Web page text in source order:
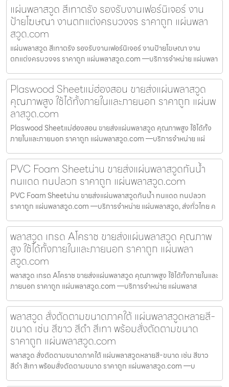
แผ่นพลาสวูด สีเทาตรัง รองรับงานเฟอร์นิเจอร์ งาน
ป้ายโฆษณา งานตกแต่งครบวงจร ราคาถูก แผ่นพลา
สวูด.com
แผ่นพลาสวูด สีเทาตรัง รองรับงานเฟอร์นิเจอร์ งานป้ายโฆษณา งาน
ตกแต่งครบวงจร ราคาถูก แผ่นพลาสวูด.com —บริการจำหน่าย แผ่นพลา
Plaswood Sheetแม่ฮ่องสอน ขายส่งแผ่นพลาสวูด
คุณภาพสูง ใช้ได้ทั้งภายในและภายนอก ราคาถูก แผ่นพ
ลาสวูด.com
Plaswood Sheetแม่ฮ่องสอน ขายส่งแผ่นพลาสวูด คุณภาพสูง ใช้ได้ทั้ง
ภายในและภายนอก ราคาถูก แผ่นพลาสวูด.com —บริการจำหน่าย แผ่
PVC Foam Sheetน่าน ขายส่งแผ่นพลาสวูดกันน้ำ
ทนแดด ทนปลวก ราคาถูก แผ่นพลาสวูด.com
PVC Foam Sheetน่าน ขายส่งแผ่นพลาสวูดกันน้ำ ทนแดด ทนปลวก
ราคาถูก แผ่นพลาสวูด.com —บริการจำหน่าย แผ่นพลาสวูด, ส่งทั่วไทย ค
พลาสวูด เกรด Aโคราช ขายส่งแผ่นพลาสวูด คุณภาพ
สูง ใช้ได้ทั้งภายในและภายนอก ราคาถูก แผ่นพลา
สวูด.com
พลาสวูด เกรด Aโคราช ขายส่งแผ่นพลาสวูด คุณภาพสูง ใช้ได้ทั้งภายในและ
ภายนอก ราคาถูก แผ่นพลาสวูด.com —บริการจำหน่าย แผ่นพลาส
พลาสวูด สั่งตัดตามขนาดภาคใต้ แผ่นพลาสวูดหลายสี-
ขนาด เช่น สีขาว สีดำ สีเทา พร้อมสั่งตัดตามขนาด
ราคาถูก แผ่นพลาสวูด.com
พลาสวูด สั่งตัดตามขนาดภาคใต้ แผ่นพลาสวูดหลายสี-ขนาด เช่น สีขาว
สีดำ สีเทา พร้อมสั่งตัดตามขนาด ราคาถูก แผ่นพลาสวูด.com —บ